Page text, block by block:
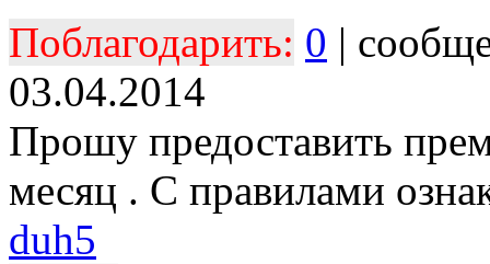
Поблагодарить: 0 |
03.04.2014
Прошу предоставить
месяц . C правилами
duh5